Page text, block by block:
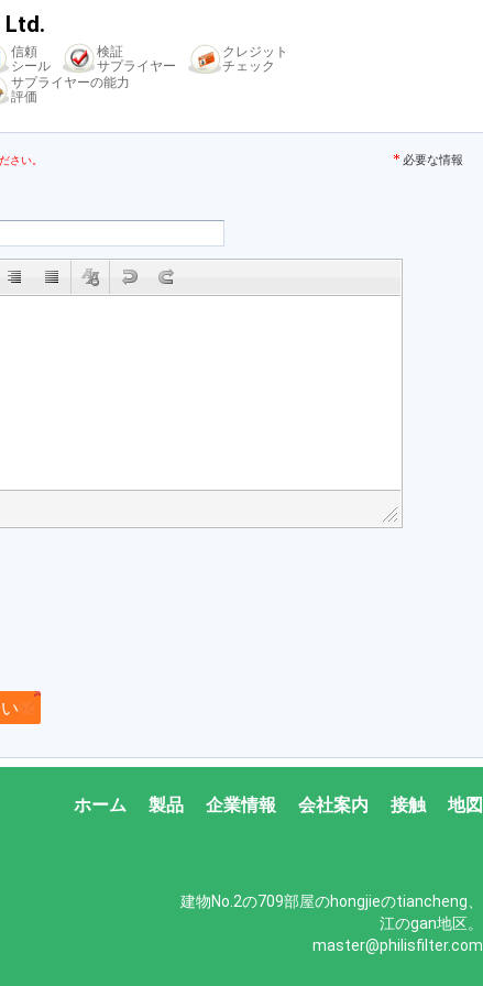
Ltd.
信頼
シール
検証
サプライヤー
クレジット
チェック
サプライヤーの能力
評価
さい。 必要な情報
地図
接触
会社案内
企業情報
製品
ホーム
建物No.2の709部屋のhongjieのtiancheng、
江のgan地区。
master@philisfilter.com